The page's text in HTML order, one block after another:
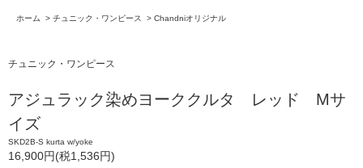
ホーム > チュニック・ワンピース > Chandniオリジナル
チュニック・ワンピース
アジュラック染めヨーククルタ レッド Mサ
イズ
SKD2B-S kurta w/yoke
16,900円(税1,536円)